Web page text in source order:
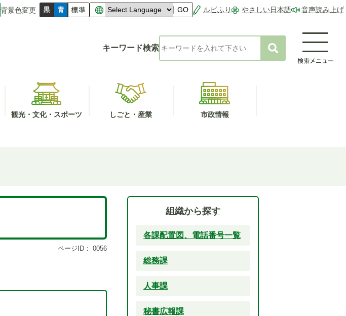
背景色変更 GO ルビふり やさしい日本語 音声読み上げ
キーワード検索
観光・文化・スポーツ しごと・産業 市政情報
ページID： 0056
組織から探す
各課配置図、電話番号一覧
総務課
人事課
秘書広報課